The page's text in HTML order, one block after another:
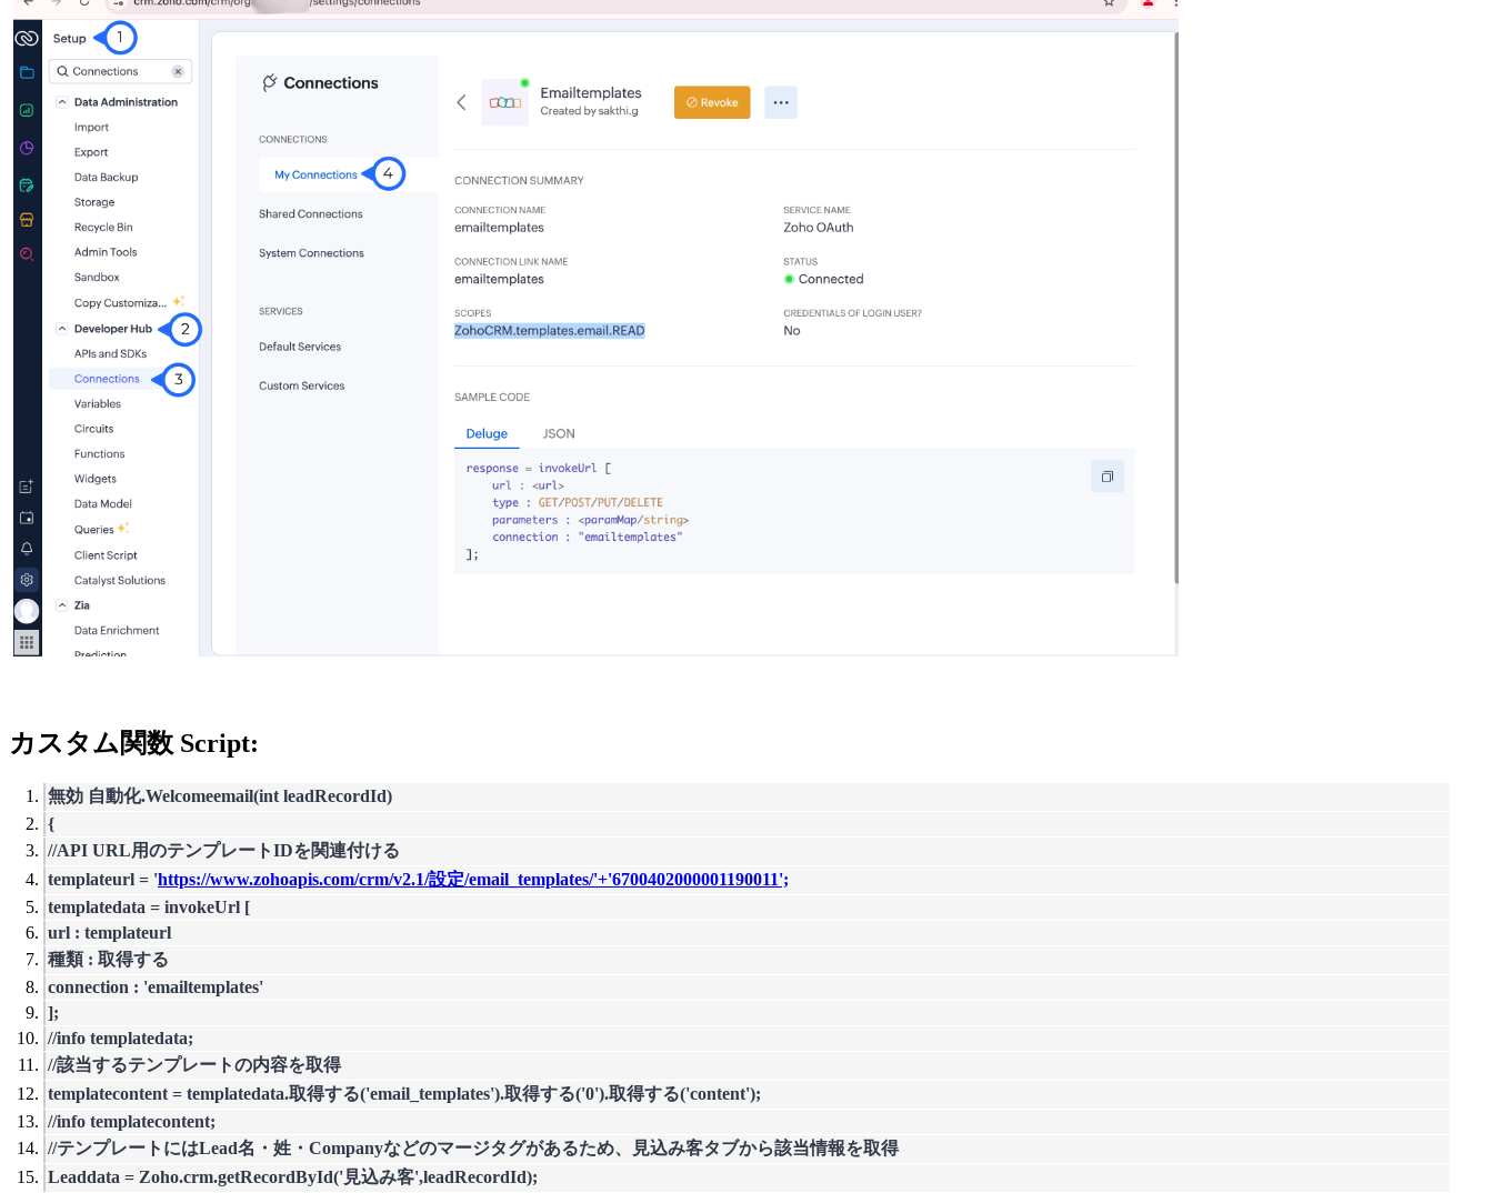
カスタム関数 Script:
無効 自動化.Welcomeemail(int leadRecordId)
{
//API URL用のテンプレートIDを関連付ける
templateurl = 'https://www.zohoapis.com/crm/v2.1/設定/email_templates/'+'6700402000001190011';
templatedata = invokeUrl [
url : templateurl
種類 : 取得する
connection : 'emailtemplates'
];
//info templatedata;
//該当するテンプレートの内容を取得
templatecontent = templatedata.取得する('email_templates').取得する('0').取得する('content');
//info templatecontent;
//テンプレートにはLead名・姓・Companyなどのマージタグがあるため、見込み客タブから該当情報を取得
Leaddata = Zoho.crm.getRecordById('見込み客',leadRecordId);